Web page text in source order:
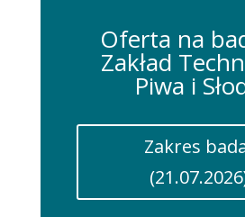
Oferta na
Zakład
Piwa i
Zakres